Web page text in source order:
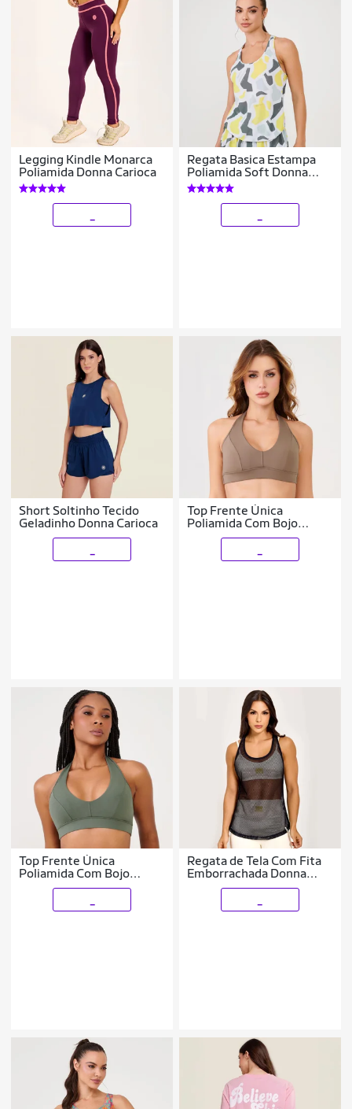
Legging Kindle Monarca
Poliamida Donna Carioca
Regata Basica Estampa
Poliamida Soft Donna
Carioca
Short Soltinho Tecido
Geladinho Donna Carioca
Top Frente Única
Poliamida Com Bojo
Donna Carioca
Top Frente Única
Poliamida Com Bojo
Donna Carioca
Regata de Tela Com Fita
Emborrachada Donna
Carioca